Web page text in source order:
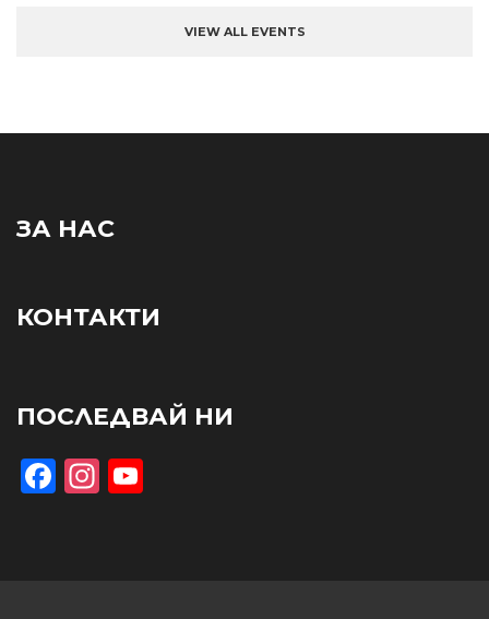
VIEW ALL EVENTS
ЗА НАС
КОНТАКТИ
ПОСЛЕДВАЙ НИ
Facebook
Instagram